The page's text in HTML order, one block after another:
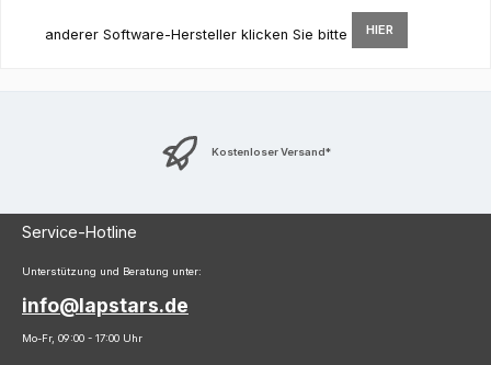
anderer Software-Hersteller klicken Sie bitte HIER
Kostenloser Versand*
Service-Hotline
Unterstützung und Beratung unter:
info@lapstars.de
Mo-Fr, 09:00 - 17:00 Uhr